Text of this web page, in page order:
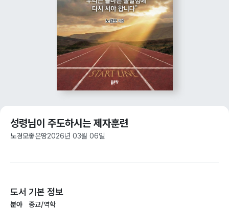
성령님이 주도하시는 제자훈련
노경모좋은땅2026년 03월 06일
도서 기본 정보
분야
종교/역학